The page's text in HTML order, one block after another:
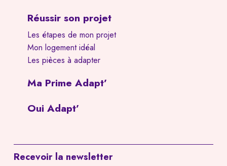
Réussir son projet
Les étapes de mon projet
Mon logement idéal
Les pièces à adapter
Ma Prime Adapt’
Oui Adapt’
Recevoir la newsletter